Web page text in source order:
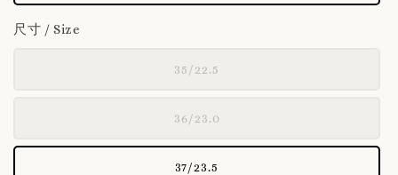
尺寸 / Size
35/22.5
36/23.0
37/23.5